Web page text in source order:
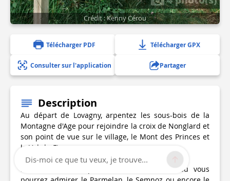
Crédit : Kenny Cérou
Télécharger PDF Télécharger GPX
Consulter sur l'application Partager
Description
Au départ de Lovagny, arpentez les sous-bois de la
Montagne d'Age pour rejoindre la croix de Nonglard et
son point de vue sur le village, le Mont des Princes et
le Val-de-Fier.
Faites un détour par le Crêt d'Hauterive où vous
Dis-moi ce que tu veux, je trouve...